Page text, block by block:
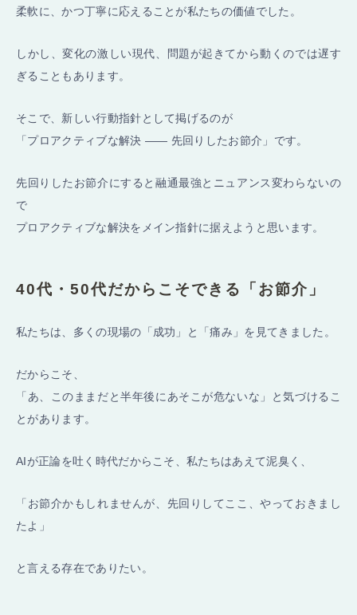
柔軟に、かつ丁寧に応えることが私たちの価値でした。
しかし、変化の激しい現代、問題が起きてから動くのでは遅す
ぎることもあります。
そこで、新しい行動指針として掲げるのが
「プロアクティブな解決 ―― 先回りしたお節介」です。
先回りしたお節介にすると融通最強とニュアンス変わらないの
で
プロアクティブな解決をメイン指針に据えようと思います。
40代・50代だからこそできる「お節介」
私たちは、多くの現場の「成功」と「痛み」を見てきました。
だからこそ、
「あ、このままだと半年後にあそこが危ないな」と気づけるこ
とがあります。
AIが正論を吐く時代だからこそ、私たちはあえて泥臭く、
「お節介かもしれませんが、先回りしてここ、やっておきまし
たよ」
と言える存在でありたい。